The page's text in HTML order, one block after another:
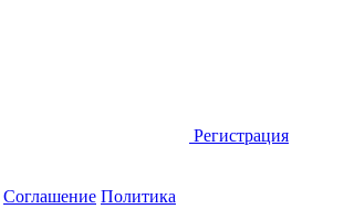
Регистрация
Соглашение Политика